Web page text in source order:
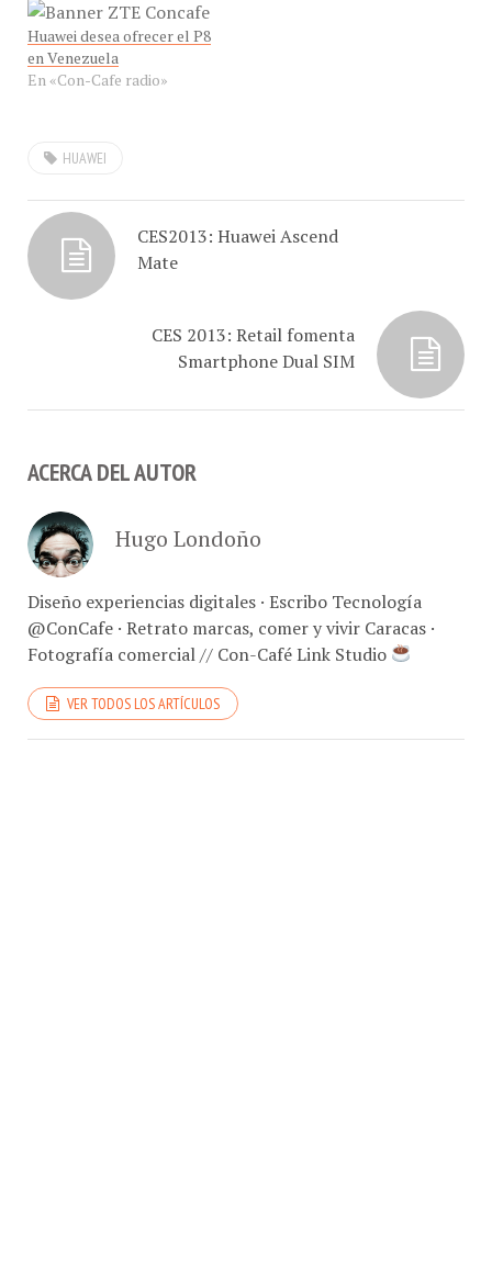
Huawei desea ofrecer el P8
en Venezuela
En «Con-Cafe radio»
Mate
Smartphone Dual SIM
Diseño experiencias digitales · Escribo Tecnología
@ConCafe · Retrato marcas, comer y vivir Caracas ·
Fotografía comercial // Con-Café Link Studio
VER TODOS LOS ARTÍCULOS